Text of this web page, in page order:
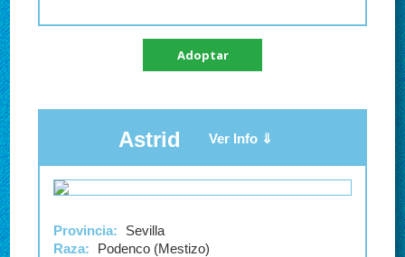
Adoptar
Astrid
Provincia:
Sevilla
Raza:
Podenco (Mestizo)